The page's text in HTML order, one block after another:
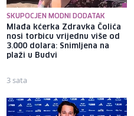
SKUPOCJEN MODNI DODATAK
Mlađa kćerka Zdravka Čolića
nosi torbicu vrijednu više od
3.000 dolara: Snimljena na
plaži u Budvi
3 sata